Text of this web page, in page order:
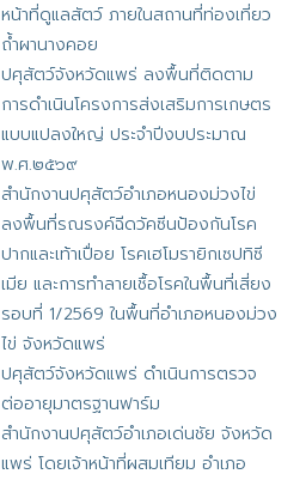
หน้าที่ดูแลสัตว์ ภายในสถานที่ท่องเที่ยว
ถ้ำผานางคอย
ปศุสัตว์จังหวัดแพร่ ลงพื้นที่ติดตาม
การดำเนินโครงการส่งเสริมการเกษตร
แบบแปลงใหญ่ ประจำปีงบประมาณ
พ.ศ.๒๕๖๙
สำนักงานปศุสัตว์อำเภอหนองม่วงไข่
ลงพื้นที่รณรงค์ฉีดวัคซีนป้องกันโรค
ปากและเท้าเปื่อย โรคเฮโมรายิกเซปทิซี
เมีย และการทำลายเชื้อโรคในพื้นที่เสี่ยง
รอบที่ 1/2569 ในพื้นที่อำเภอหนองม่วง
ไข่ จังหวัดแพร่
ปศุสัตว์จังหวัดแพร่ ดำเนินการตรวจ
ต่ออายุมาตรฐานฟาร์ม
สำนักงานปศุสัตว์อำเภอเด่นชัย จังหวัด
แพร่ โดยเจ้าหน้าที่ผสมเทียม อำเภอ